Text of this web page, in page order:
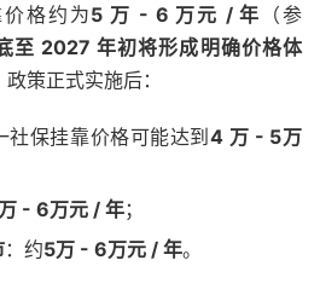
格约为5 万 - 6 万元 / 年
（参
至 2027 年初将形成明确价格体
策正式实施后：
社保挂靠价格可能达到4 万 - 5万
- 6万元 / 年；
：约5万 - 6万元 / 年。